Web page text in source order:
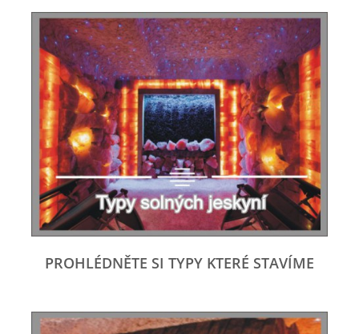
PROHLÉDNĚTE SI TYPY KTERÉ STAVÍME